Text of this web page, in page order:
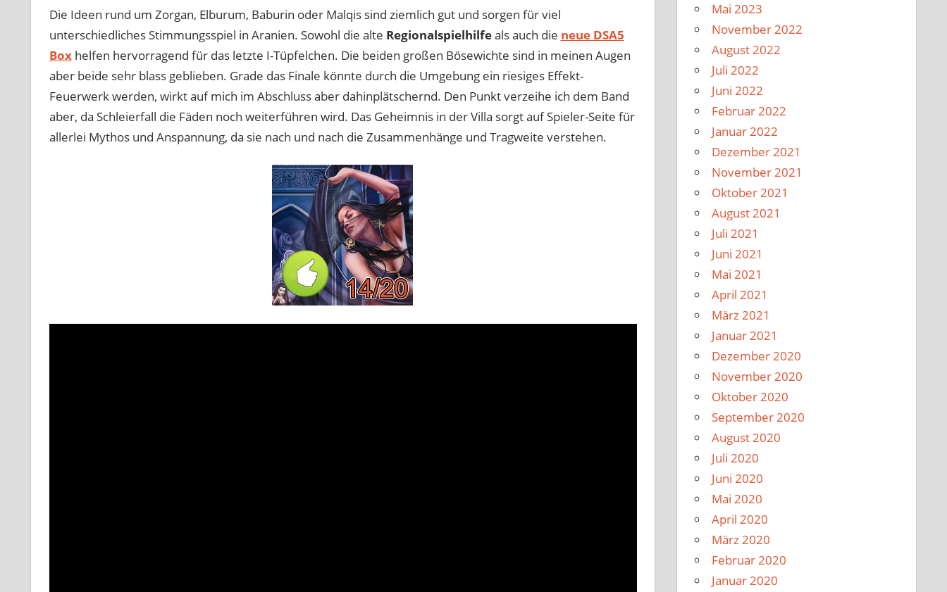
Die Ideen rund um Zorgan, Elburum, Baburin oder Malqis sind ziemlich gut und sorgen für viel
unterschiedliches Stimmungsspiel in Aranien. Sowohl die alte Regionalspielhilfeals auch die neue DSA5
Boxhelfen hervorragend für das letzte I-Tüpfelchen. Die beiden großen Bösewichte sind in meinen Augen
aber beide sehr blass geblieben. Grade das Finale könnte durch die Umgebung ein riesiges Effekt-
Feuerwerk werden, wirkt auf mich im Abschluss aber dahinplätschernd. Den Punkt verzeihe ich dem Band
aber, da Schleierfall die Fäden noch weiterführen wird. Das Geheimnis in der Villa sorgt auf Spieler-Seite für
allerlei Mythos und Anspannung, da sie nach und nach die Zusammenhänge und Tragweite verstehen.
Mai 2023
November 2022
August 2022
Juli 2022
Juni 2022
Februar 2022
Januar 2022
Dezember 2021
November 2021
Oktober 2021
August 2021
Juli 2021
Juni 2021
Mai 2021
April 2021
März 2021
Januar 2021
Dezember 2020
November 2020
Oktober 2020
September 2020
August 2020
Juli 2020
Juni 2020
Mai 2020
April 2020
März 2020
Februar 2020
Januar 2020